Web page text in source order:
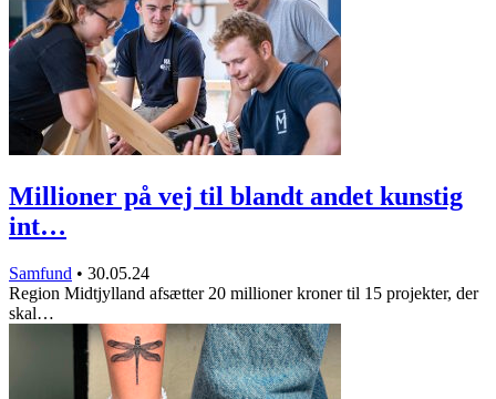
Millioner på vej til blandt andet kunstig
int…
Samfund • 30.05.24
Region Midtjylland afsætter 20 millioner kroner til 15 projekter, der
skal…